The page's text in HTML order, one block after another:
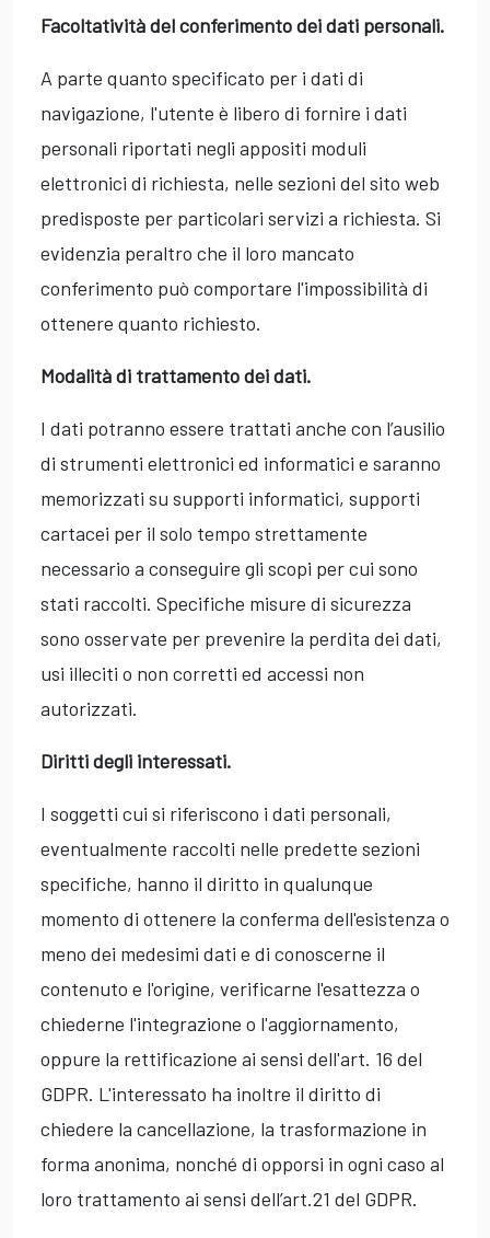
Facoltatività del conferimento dei dati personali.
A parte quanto specificato per i dati di
navigazione, l'utente è libero di fornire i dati
personali riportati negli appositi moduli
elettronici di richiesta, nelle sezioni del sito web
predisposte per particolari servizi a richiesta. Si
evidenzia peraltro che il loro mancato
conferimento può comportare l'impossibilità di
ottenere quanto richiesto.
Modalità di trattamento dei dati.
I dati potranno essere trattati anche con l’ausilio
di strumenti elettronici ed informatici e saranno
memorizzati su supporti informatici, supporti
cartacei per il solo tempo strettamente
necessario a conseguire gli scopi per cui sono
stati raccolti. Specifiche misure di sicurezza
sono osservate per prevenire la perdita dei dati,
usi illeciti o non corretti ed accessi non
autorizzati.
Diritti degli interessati.
I soggetti cui si riferiscono i dati personali,
eventualmente raccolti nelle predette sezioni
specifiche, hanno il diritto in qualunque
momento di ottenere la conferma dell'esistenza o
meno dei medesimi dati e di conoscerne il
contenuto e l'origine, verificarne l'esattezza o
chiederne l'integrazione o l'aggiornamento,
oppure la rettificazione ai sensi dell'art. 16 del
GDPR. L'interessato ha inoltre il diritto di
chiedere la cancellazione, la trasformazione in
forma anonima, nonché di opporsi in ogni caso al
loro trattamento ai sensi dell’art.21 del GDPR.